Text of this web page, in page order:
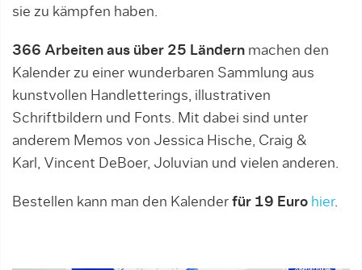
sie zu kämpfen haben.
366 Arbeiten aus über 25 Ländern machen den
Kalender zu einer wunderbaren Sammlung aus
kunstvollen Handletterings, illustrativen
Schriftbildern und Fonts. Mit dabei sind unter
anderem Memos von Jessica Hische, Craig &
Karl, Vincent DeBoer, Joluvian und vielen anderen.
Bestellen kann man den Kalender für 19 Euro hier.